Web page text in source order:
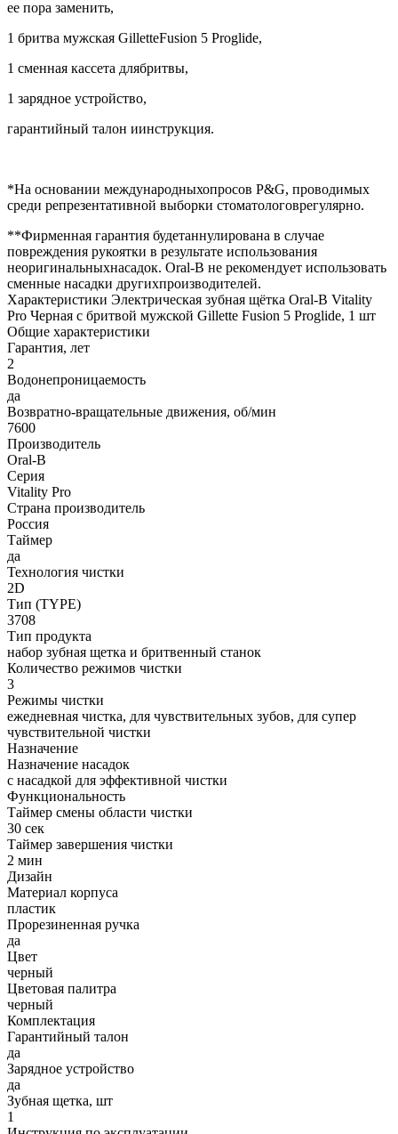
ее пора заменить,
1 бритва мужская GilletteFusion 5 Proglide,
1 сменная кассета длябритвы,
1 зарядное устройство,
гарантийный талон иинструкция.
*На основании международныхопросов P&G, проводимых
среди репрезентативной выборки стоматологоврегулярно.
**Фирменная гарантия будетаннулирована в случае
повреждения рукоятки в результате использования
неоригинальныхнасадок. Oral-B не рекомендует использовать
сменные насадки другихпроизводителей.
Характеристики Электрическая зубная щётка Oral-B Vitality
Pro Черная с бритвой мужской Gillette Fusion 5 Proglide, 1 шт
Общие характеристики
Гарантия, лет
2
Водонепроницаемость
да
Возвратно-вращательные движения, об/мин
7600
Производитель
Oral-B
Серия
Vitality Pro
Страна производитель
Россия
Таймер
да
Технология чистки
2D
Тип (TYPE)
3708
Тип продукта
набор зубная щетка и бритвенный станок
Количество режимов чистки
3
Режимы чистки
ежедневная чистка, для чувствительных зубов, для супер
чувствительной чистки
Назначение
Назначение насадок
с насадкой для эффективной чистки
Функциональность
Таймер смены области чистки
30 сек
Таймер завершения чистки
2 мин
Дизайн
Материал корпуса
пластик
Прорезиненная ручка
да
Цвет
черный
Цветовая палитра
черный
Комплектация
Гарантийный талон
да
Зарядное устройство
да
Зубная щетка, шт
1